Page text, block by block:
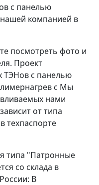
с панелью
компанией в
посмотреть фото и
Проект
ТЭНов с панелью
с Мы
нами
от типа
техпаспорте
типа "Патронные
со склада в
В